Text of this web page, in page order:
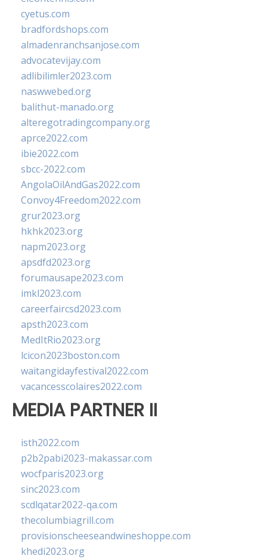
cyetus.com
bradfordshops.com
almadenranchsanjose.com
advocatevijay.com
adlibilimler2023.com
naswwebed.org
balithut-manado.org
alteregotradingcompany.org
aprce2022.com
ibie2022.com
sbcc-2022.com
AngolaOilAndGas2022.com
Convoy4Freedom2022.com
grur2023.org
hkhk2023.org
napm2023.org
apsdfd2023.org
forumausape2023.com
imkl2023.com
careerfaircsd2023.com
apsth2023.com
MedItRio2023.org
lcicon2023boston.com
waitangidayfestival2022.com
vacancesscolaires2022.com
MEDIA PARTNER II
isth2022.com
p2b2pabi2023-makassar.com
wocfparis2023.org
sinc2023.com
scdlqatar2022-qa.com
thecolumbiagrill.com
provisionscheeseandwineshoppe.com
khedi2023.org